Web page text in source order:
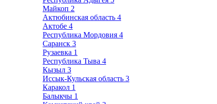
Майкоп 2
Актюбинская область 4
Актобе 4
Республика Мордовия 4
Саранск 3
Рузаевка 1
Республика Тыва 4
Кызыл 3
Иссык-Кульская область 3
Каракол 1
Балыкчы 1